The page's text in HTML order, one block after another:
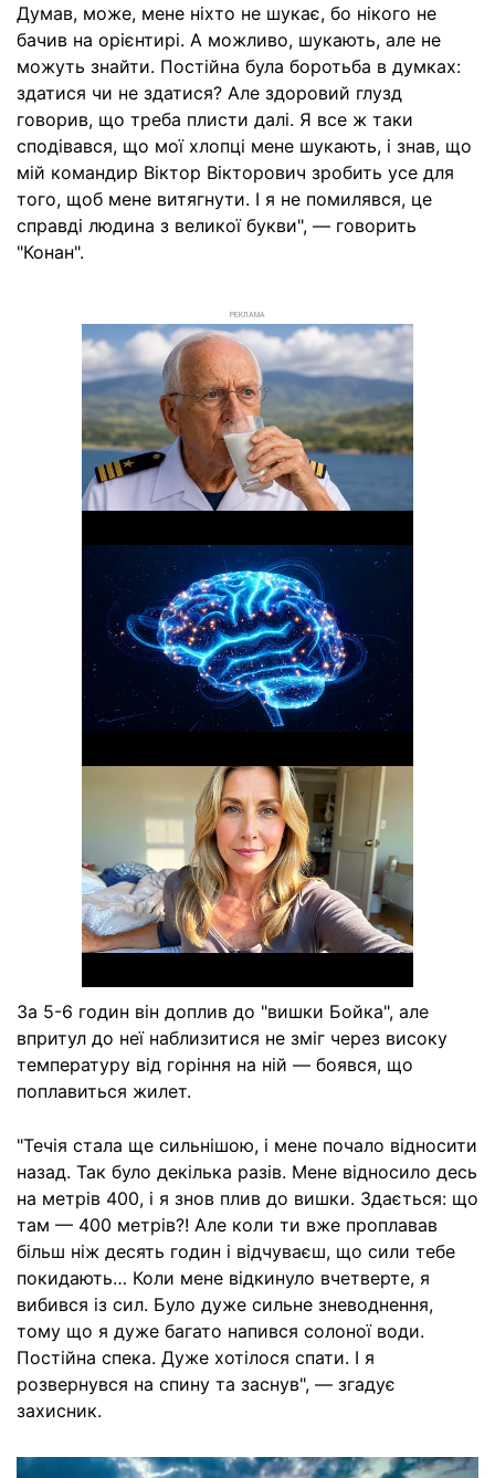
Думав, може, мене ніхто не шукає, бо нікого не
бачив на орієнтирі. А можливо, шукають, але не
можуть знайти. Постійна була боротьба в думках:
здатися чи не здатися? Але здоровий глузд
говорив, що треба плисти далі. Я все ж таки
сподівався, що мої хлопці мене шукають, і знав, що
мій командир Віктор Вікторович зробить усе для
того, щоб мене витягнути. І я не помилявся, це
справді людина з великої букви", — говорить
"Конан".
РЕКЛАМА
За 5-6 годин він доплив до "вишки Бойка", але
впритул до неї наблизитися не зміг через високу
температуру від горіння на ній — боявся, що
поплавиться жилет.
"Течія стала ще сильнішою, і мене почало відносити
назад. Так було декілька разів. Мене відносило десь
на метрів 400, і я знов плив до вишки. Здається: що
там — 400 метрів?! Але коли ти вже проплавав
більш ніж десять годин і відчуваєш, що сили тебе
покидають… Коли мене відкинуло вчетверте, я
вибився із сил. Було дуже сильне зневоднення,
тому що я дуже багато напився солоної води.
Постійна спека. Дуже хотілося спати. І я
розвернувся на спину та заснув", — згадує
захисник.